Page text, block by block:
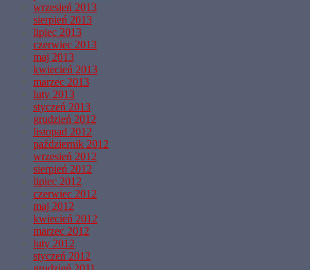
wrzesień 2013
sierpień 2013
lipiec 2013
czerwiec 2013
maj 2013
kwiecień 2013
marzec 2013
luty 2013
styczeń 2013
grudzień 2012
listopad 2012
październik 2012
wrzesień 2012
sierpień 2012
lipiec 2012
czerwiec 2012
maj 2012
kwiecień 2012
marzec 2012
luty 2012
styczeń 2012